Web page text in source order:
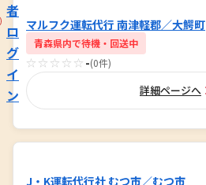
者
ロ
グ
イ
ン
マルフク運転代行 南津軽郡／大鰐町
青森県内で待機・回送中
☆☆☆☆☆ -(0件)
詳細ページへ
J・K運転代行社 むつ市／むつ市